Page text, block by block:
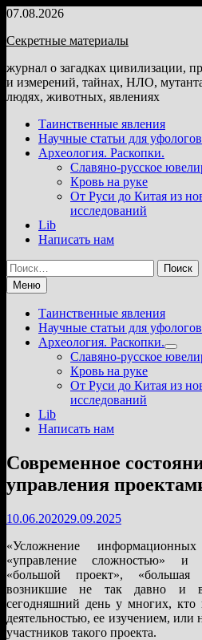
Перейти
содержимому
07.08.2026
Секретные материалы
журнал о загадках цивилизации,
и измерений, тайнах, НЛО,
людях, животных, явлениях
Таинственные явления
Научные статьи для уфологов
Археология. Раскопки.
Славяно-русское
Кровь на руке
От Руси до Китая из
исследований
Lib
Написать нам
Найти:
Меню
Таинственные явления
Научные статьи для уфологов
Археология. Раскопки.
Славяно-русское
Кровь на руке
От Руси до Китая из
исследований
Lib
Написать нам
Современное
управления
10.06.202029.09.2025
«Усложнение
«управление сложностью» и
«большой проект», «большая
возникшие не так давно и
сегодняшний день у многих, кто
деятельностью, ее изучением, или
участников такого проекта.